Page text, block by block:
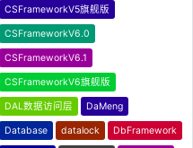
CSFrameworkV5旗舰版
CSFrameworkV6.0
CSFrameworkV6.1
CSFrameworkV6旗舰版
DAL数据访问层 DaMeng
Database datalock DbFramework